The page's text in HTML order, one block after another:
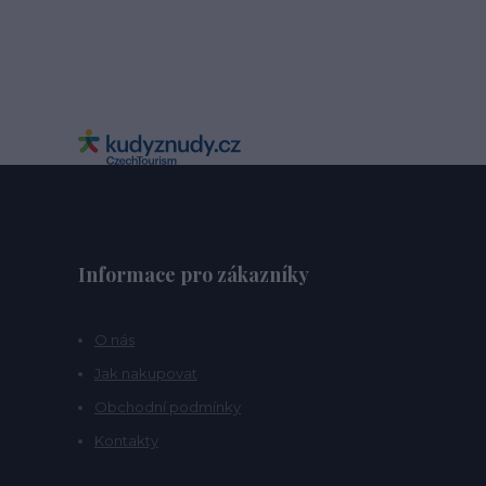
Informace pro zákazníky
O nás
Jak nakupovat
Obchodní podmínky
Kontakty